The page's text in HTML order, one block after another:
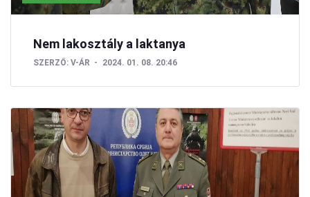
Nem lakosztály a laktanya
SZERZŐ: V-ÁR 2024. 01. 08. 20:46